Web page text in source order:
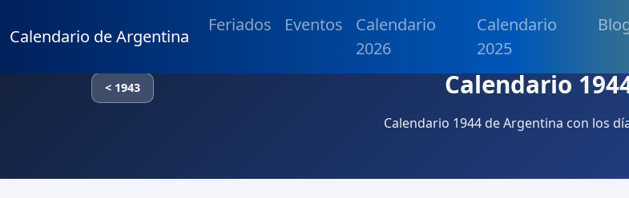
Calendario de Argentina
Feriados Eventos
Calendario
2026
Calendario
2025
< 1943 Calendario
Calendario 1944 de Argentina con los